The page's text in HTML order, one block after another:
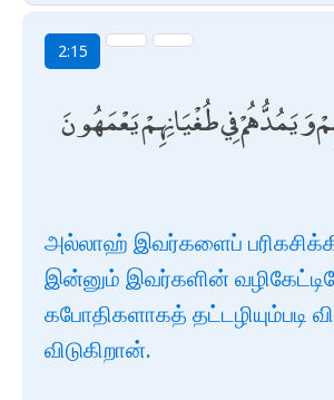
2:15
وَيَمُدُّهُمْ فِي طُغْيَانِهِمْ يَعْمَهُونَ
அல்லாஹ் இவர்களைப்
இன்னும் இவர்களின்
கபோதிகளாகத் தட்டழியும்படி
விடுகிறான்.